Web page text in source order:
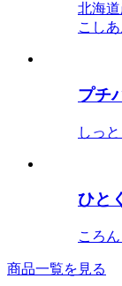
北海
こし
プチ
しっ
ひと
ころ
商品一覧を見る